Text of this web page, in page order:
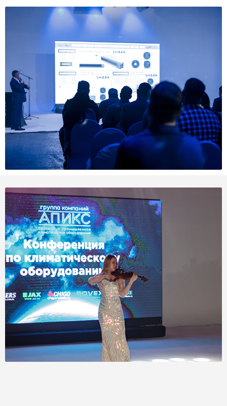
Отправить
Даю согласие на обработкуперсональных данных
Отправить
Я действующий клиент
Получить информацию
Я новый клиент
Воронеж